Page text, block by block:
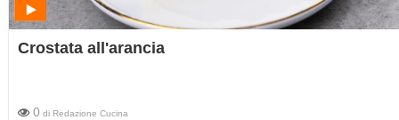
Crostata all'arancia
0 di Redazione Cucina